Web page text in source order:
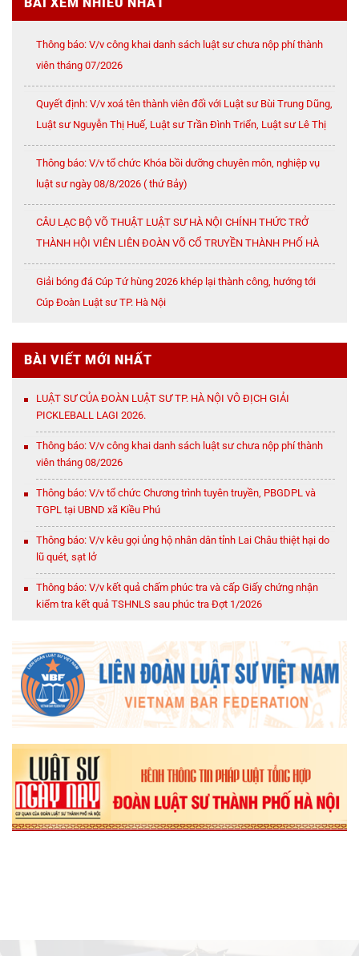
Thông báo: V/v công khai danh sách luật sư chưa nộp phí thành
viên tháng 07/2026
Quyết định: V/v xoá tên thành viên đối với Luật sư Bùi Trung Dũng,
Luật sư Nguyễn Thị Huế, Luật sư Trần Đình Triển, Luật sư Lê Thị
Oanh
Thông báo: V/v tổ chức Khóa bồi dưỡng chuyên môn, nghiệp vụ
luật sư ngày 08/8/2026 ( thứ Bảy)
CÂU LẠC BỘ VÕ THUẬT LUẬT SƯ HÀ NỘI CHÍNH THỨC TRỞ
THÀNH HỘI VIÊN LIÊN ĐOÀN VÕ CỔ TRUYỀN THÀNH PHỐ HÀ
NỘI
Giải bóng đá Cúp Tứ hùng 2026 khép lại thành công, hướng tới
Cúp Đoàn Luật sư TP. Hà Nội
BÀI VIẾT MỚI NHẤT
LUẬT SƯ CỦA ĐOÀN LUẬT SƯ TP. HÀ NỘI VÔ ĐỊCH GIẢI
PICKLEBALL LAGI 2026.
Thông báo: V/v công khai danh sách luật sư chưa nộp phí thành
viên tháng 08/2026
Thông báo: V/v tổ chức Chương trình tuyên truyền, PBGDPL và
TGPL tại UBND xã Kiều Phú
Thông báo: V/v kêu gọi ủng hộ nhân dân tỉnh Lai Châu thiệt hại do
lũ quét, sạt lở
Thông báo: V/v kết quả chấm phúc tra và cấp Giấy chứng nhận
kiểm tra kết quả TSHNLS sau phúc tra Đợt 1/2026